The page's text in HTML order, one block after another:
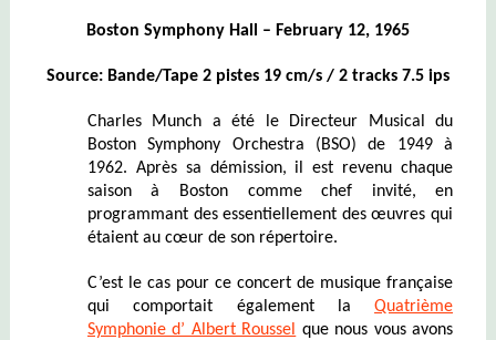
Boston Symphony Hall – February 12, 1965
Source: Bande/Tape 2 pistes 19 cm/s / 2 tracks 7.5 ips
Charles Munch a été le Directeur Musical du
Boston Symphony Orchestra (BSO) de 1949 à
1962. Après sa démission, il est revenu chaque
saison à Boston comme chef invité, en
programmant des essentiellement des œuvres qui
étaient au cœur de son répertoire.
C’est le cas pour ce concert de musique française
qui comportait également laQuatrième
Symphonie d’ Albert Roussel
que nous vous avons